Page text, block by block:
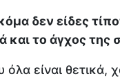
δεν είδες
και το άγχος της
όλα είναι